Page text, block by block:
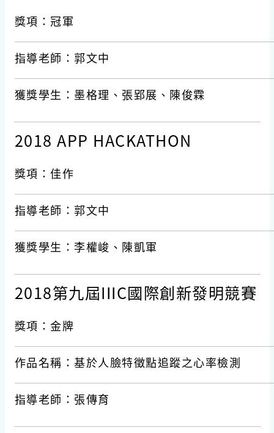
獎項：冠軍
指導老師：郭文中
獲獎學生：墨格理、張郢展、陳俊霖
2018 APP HACKATHON
獎項：佳作
指導老師：郭文中
獲獎學生：李權峻、陳凱軍
2018第九屆IIIC國際創新發明競賽
獎項：金牌
作品名稱：基於人臉特徵點追蹤之心率檢測
指導老師：張傳育